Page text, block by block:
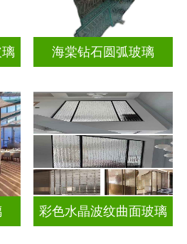
海棠钻石圆弧玻璃
彩色水晶波纹曲面玻璃